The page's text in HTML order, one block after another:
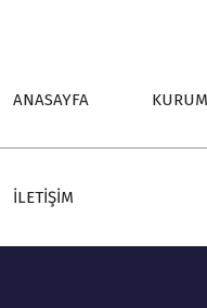
ANASAYFA
İLETİŞİM